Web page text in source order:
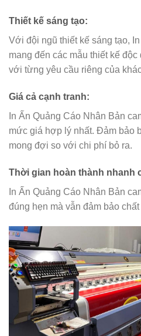
Thiết kế sáng tạo:
Với đội ngũ thiết kế sáng tạo,
mang đến các mẫu thiết kế
với từng yêu cầu riêng của
Giá cả cạnh tranh:
In Ấn Quảng Cáo Nhân Bản
mức giá hợp lý nhất. Đảm bảo
mong đợi so với chi phí bỏ ra.
Thời gian hoàn thành nhanh
In Ấn Quảng Cáo Nhân Bản
đúng hẹn mà vẫn đảm bảo